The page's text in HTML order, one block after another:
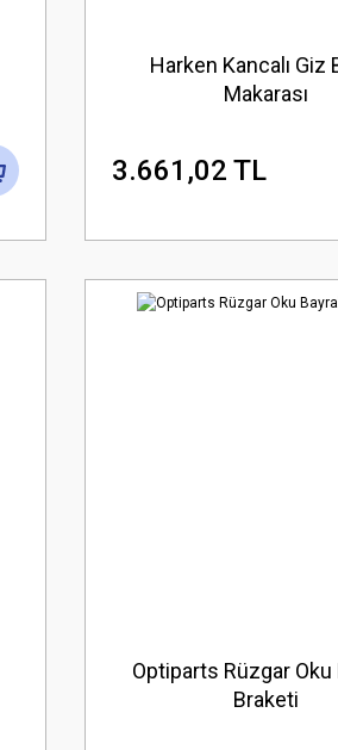
Harken Kancalı Giz
Makarası
3.661,02 TL
Optiparts Rüzgar Oku
Braketi